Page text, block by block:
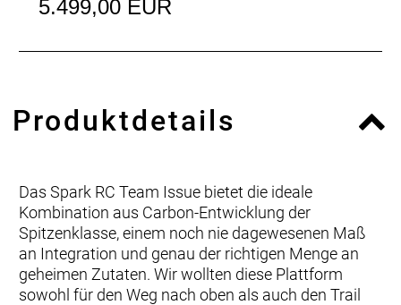
5.499,00 EUR
Produktdetails
Das Spark RC Team Issue bietet die ideale
Kombination aus Carbon-Entwicklung der
Spitzenklasse, einem noch nie dagewesenen Maß
an Integration und genau der richtigen Menge an
geheimen Zutaten. Wir wollten diese Plattform
sowohl für den Weg nach oben als auch den Trail